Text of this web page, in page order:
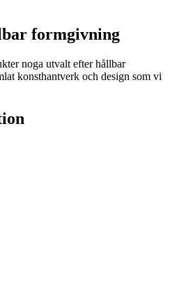
formgivning
noga utvalt efter hållbar
konsthantverk och design som vi